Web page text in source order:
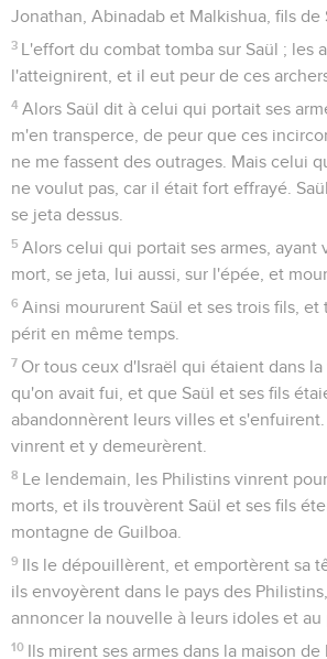
Jonathan, Abinadab et Malkishua, fils de
3 L'effort du combat tomba sur Saül ; les
l'atteignirent, et il eut peur de ces
4 Alors Saül dit à celui qui portait ses
m'en transperce, de peur que ces
ne me fassent des outrages. Mais celui
ne voulut pas, car il était fort effrayé.
se jeta dessus.
5 Alors celui qui portait ses armes, ayant
mort, se jeta, lui aussi, sur l'épée, et
6 Ainsi moururent Saül et ses trois fils, et
périt en même temps.
7 Or tous ceux d'Israël qui étaient dans
qu'on avait fui, et que Saül et ses fils
abandonnèrent leurs villes et
vinrent et y demeurèrent.
8 Le lendemain, les Philistins vinrent
morts, et ils trouvèrent Saül et ses fils
montagne de Guilboa.
9 Ils le dépouillèrent, et emportèrent sa
ils envoyèrent dans le pays des
annoncer la nouvelle à leurs idoles et au
10 Ils mirent ses armes dans la maison